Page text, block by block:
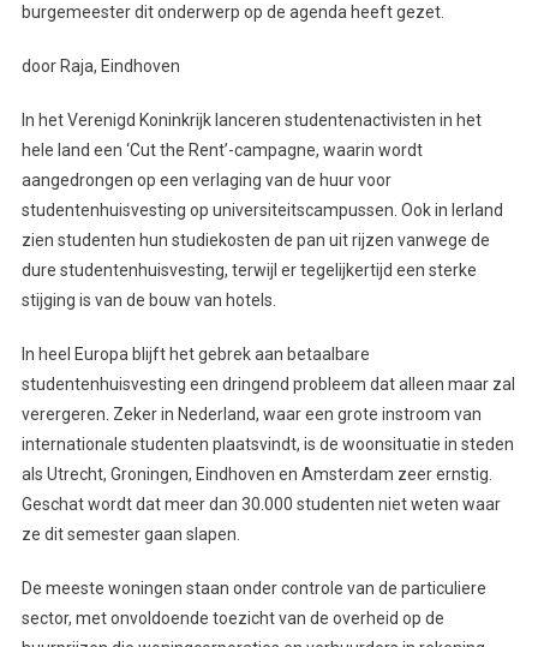
burgemeester dit onderwerp op de agenda heeft gezet.
door Raja, Eindhoven
In het Verenigd Koninkrijk lanceren studentenactivisten in het
hele land een ‘Cut the Rent’-campagne, waarin wordt
aangedrongen op een verlaging van de huur voor
studentenhuisvesting op universiteitscampussen. Ook in Ierland
zien studenten hun studiekosten de pan uit rijzen vanwege de
dure studentenhuisvesting, terwijl er tegelijkertijd een sterke
stijging is van de bouw van hotels.
In heel Europa blijft het gebrek aan betaalbare
studentenhuisvesting een dringend probleem dat alleen maar zal
verergeren. Zeker in Nederland, waar een grote instroom van
internationale studenten plaatsvindt, is de woonsituatie in steden
als Utrecht, Groningen, Eindhoven en Amsterdam zeer ernstig.
Geschat wordt dat meer dan 30.000 studenten niet weten waar
ze dit semester gaan slapen.
De meeste woningen staan onder controle van de particuliere
sector, met onvoldoende toezicht van de overheid op de